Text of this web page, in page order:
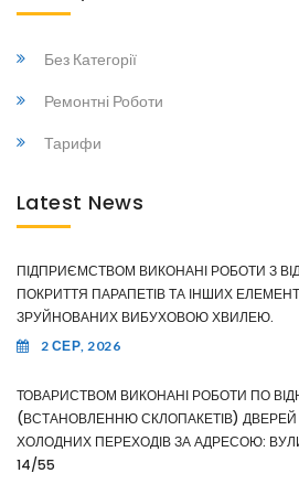
Без Категорії
Ремонтні Роботи
Тарифи
Latest News
ПІДПРИЄМСТВОМ ВИКОНАНІ РОБОТИ З
ПОКРИТТЯ ПАРАПЕТІВ ТА ІНШИХ
ЗРУЙНОВАНИХ ВИБУХОВОЮ ХВИЛЕЮ.
2 СЕР, 2026
ТОВАРИСТВОМ ВИКОНАНІ РОБОТИ ПО
(ВСТАНОВЛЕННЮ СКЛОПАКЕТІВ) ДВЕРЕЙ
ХОЛОДНИХ ПЕРЕХОДІВ ЗА АДРЕСОЮ:
14/55